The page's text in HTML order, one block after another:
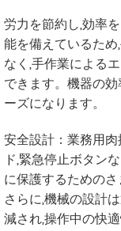
労力を節約し,効率
能を備えているた
なく,手作業による
できます。機器の
ーズになります。
安全設計：業務用
ド,緊急停止ボタン
に保護するための
さらに,機械の設計
減され,操作中の快